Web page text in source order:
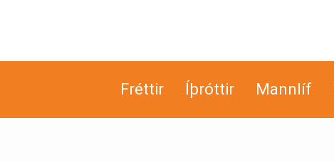
Fréttir Íþróttir Mannlíf